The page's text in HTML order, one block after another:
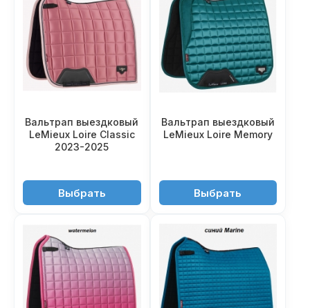
Вальтрап выездковый
LeMieux Loire Classic
2023-2025
11'550 ₽Выбрать
Вальтрап выездковый
LeMieux Loire Memory
11'550 ₽Выбрать